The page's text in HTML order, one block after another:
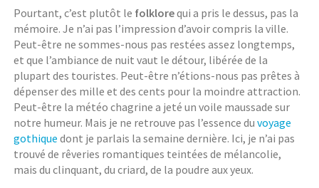
Pourtant, c’est plutôt le folklorequi a pris le dessus, pas la
mémoire. Je n’ai pas l’impression d’avoir compris la ville.
Peut-être ne sommes-nous pas restées assez longtemps,
et que l’ambiance de nuit vaut le détour, libérée de la
plupart des touristes. Peut-être n’étions-nous pas prêtes à
dépenser des mille et des cents pour la moindre attraction.
Peut-être la météo chagrine a jeté un voile maussade sur
notre humeur. Mais je ne retrouve pas l’essence duvoyage
gothique dont je parlais la semaine dernière. Ici, je n’ai pas
trouvé de rêveries romantiques teintées de mélancolie,
mais du clinquant, du criard, de la poudre aux yeux.